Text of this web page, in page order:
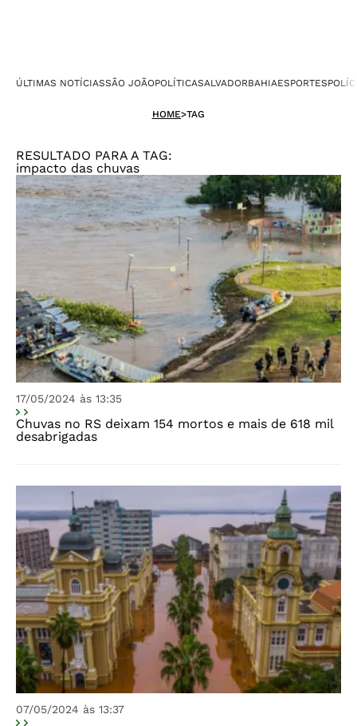
ÚLTIMAS NOTÍCIASSÃO JOÃOPOLÍTICASALVADORBAHIAESPORTES
HOME>TAG
RESULTADO PARA A TAG:
impacto das chuvas
17/05/2024 às 13:35
Chuvas no RS deixam 154 mortos e mais de 618 mil
desabrigadas
07/05/2024 às 13:37